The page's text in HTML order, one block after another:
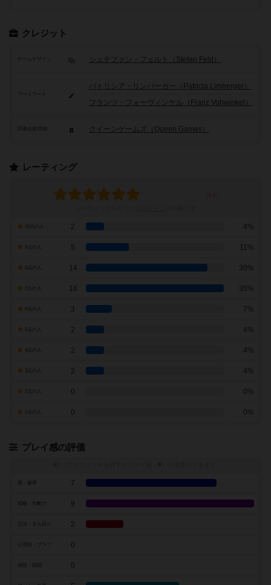
クレジット
シュテファン・フェルト（Stefan Feld）
アートワーク
パトリシア・リンバーガー（Patricia Limberger）
フランツ・フォーヴィンケル（Franz Vohwinkel）
クイーンゲームズ（Queen Games）
レーティング
2 4%
5 11%
14 30%
7点の人 16 35%
3 7%
2 4%
2 4%
2 4%
0 0%
0 0%
プレイ感の評価
※
7
9
2
0
0